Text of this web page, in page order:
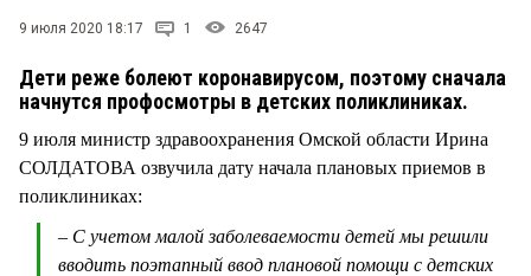
9 июля 2020 18:17 1 2647
Дети реже болеют коронавирусом, поэтому сначала
начнутся профосмотры в детских поликлиниках.
9 июля министр здравоохранения Омской области Ирина
СОЛДАТОВА озвучила дату начала плановых приемов в
поликлиниках:
– С учетом малой заболеваемости детей мы решили
вводить поэтапный ввод плановой помощи с детских